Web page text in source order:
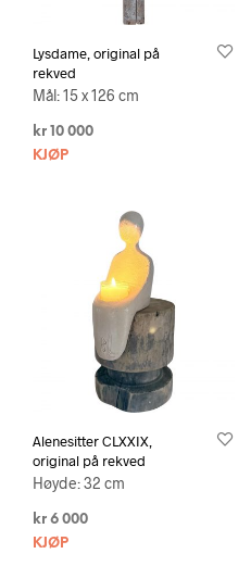
Lysdame, original på
rekved
Mål: 15 x 126 cm
kr 10 000
KJØP
Alenesitter CLXXIX,
original på rekved
Høyde: 32 cm
kr 6 000
KJØP